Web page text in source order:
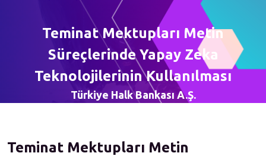
Teminat Mektupları Metin
Süreçlerinde Yapay Zeka
Teknolojilerinin Kullanılması
Türkiye Halk Bankası A.Ş.
Teminat Mektupları Metin